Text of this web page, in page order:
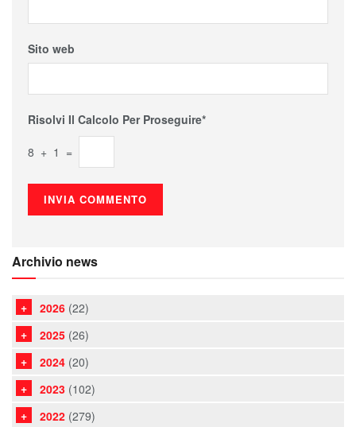
Sito web
Risolvi Il Calcolo Per Proseguire*
8 + 1 =
Archivio news
2026 (22)
2025 (26)
2024 (20)
2023 (102)
2022 (279)